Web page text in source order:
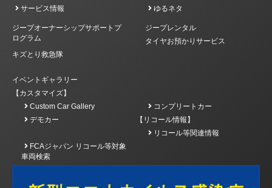
サービス情報
ゆるネタ
ジープオーナーシップサポートプ
ログラム
ジープレンタル
タイヤお預かりサービス
キズとり救急隊
イベントギャラリー
【カスタマイズ】
Custom Car Gallery
コンプリートカー
デモカー
【リコール情報】
リコール等関連情報
FCAジャパン リコール等対象
車両検索